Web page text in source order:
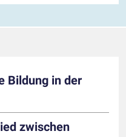
Bildung in der
zwischen